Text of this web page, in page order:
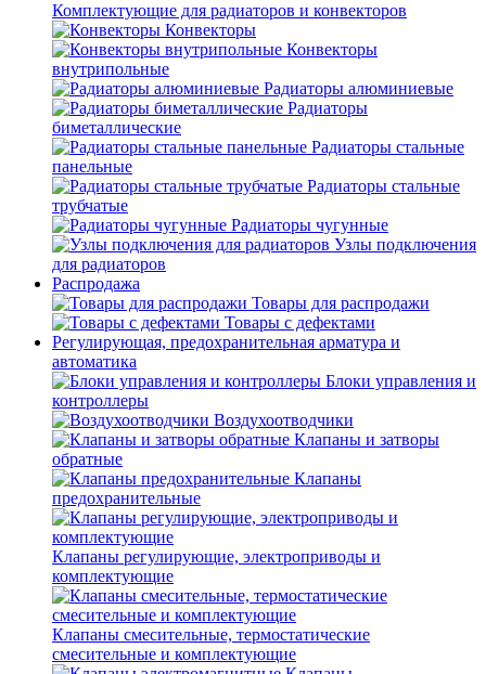
Комплектующие для радиаторов и конвекторов
Конвекторы
Конвекторы
внутрипольные
Радиаторы алюминиевые
Радиаторы
биметаллические
Радиаторы стальные
панельные
Радиаторы стальные
трубчатые
Радиаторы чугунные
Узлы подключения
для радиаторов
Распродажа
Товары для распродажи
Товары с дефектами
Регулирующая, предохранительная арматура и
автоматика
Блоки управления и
контроллеры
Воздухоотводчики
Клапаны и затворы
обратные
Клапаны
предохранительные
Клапаны регулирующие, электроприводы и
комплектующие
Клапаны смесительные, термостатические
смесительные и комплектующие